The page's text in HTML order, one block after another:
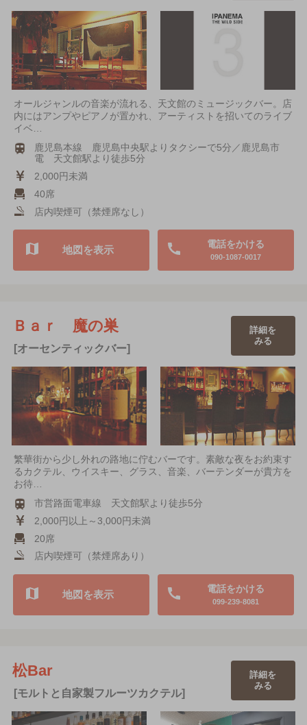
オールジャンルの音楽が流れる、天文館のミュージックバー。店
内にはアンプやピアノが置かれ、アーティストを招いてのライブ
イベ…
鹿児島本線 鹿児島中央駅よりタクシーで5分／鹿児島市
電 天文館駅より徒歩5分
2,000円未満
40席
店内喫煙可（禁煙席なし）
電話をかける
090-1087-0017
地図を表示
Ｂａｒ 魔の巣
[オーセンティックバー]
詳細を
みる
繁華街から少し外れの路地に佇むバーです。素敵な夜をお約束す
るカクテル、ウイスキー、グラス、音楽、バーテンダーが貴方を
お待…
市営路面電車線 天文館駅より徒歩5分
2,000円以上～3,000円未満
20席
店内喫煙可（禁煙席あり）
電話をかける
099-239-8081
地図を表示
松Bar
[モルトと自家製フルーツカクテル]
詳細を
みる